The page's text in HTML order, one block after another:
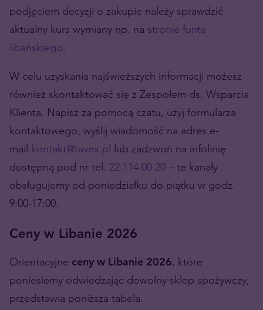
podjęciem decyzji o zakupie należy sprawdzić
aktualny kurs wymiany np. na stronie funta
libańskiego.
W celu uzyskania najświeższych informacji możesz
również skontaktować się z Zespołem ds. Wsparcia
Klienta. Napisz za pomocą czatu, użyj formularza
kontaktowego, wyślij wiadomość na adres e-
mail kontakt@tavex.pl lub zadzwoń na infolinię
dostępną pod nr tel. 22 114 00 20 – te kanały
obsługujemy od poniedziałku do piątku w godz.
9:00-17:00.
Ceny w Libanie 2026
Orientacyjne ceny w Libanie 2026, które
poniesiemy odwiedzając dowolny sklep spożywczy,
przedstawia poniższa tabela.